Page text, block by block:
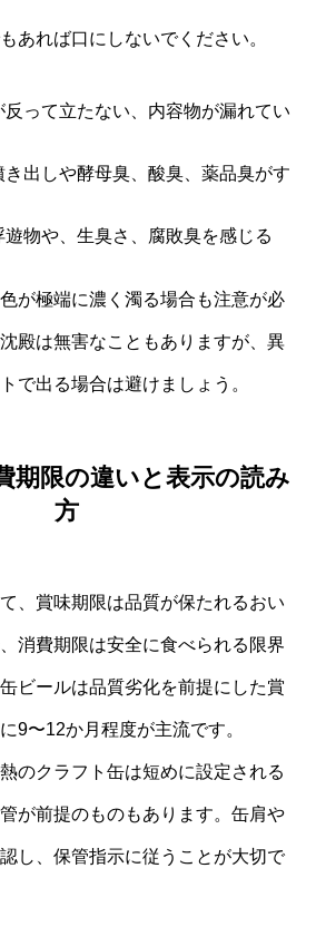
あれば口にしないでください。
って立たない、内容物が漏れてい
き出しや酵母臭、酸臭、薬品臭がす
物や、生臭さ、腐敗臭を感じる
が極端に濃く濁る場合も注意が必
殿は無害なこともありますが、異
で出る場合は避けましょう。
期限の違いと表示の読み
方
、賞味期限は品質が保たれるおい
消費期限は安全に食べられる限界
ビールは品質劣化を前提にした賞
9〜12か月程度が主流です。
のクラフト缶は短めに設定される
が前提のものもあります。缶肩や
し、保管指示に従うことが大切で